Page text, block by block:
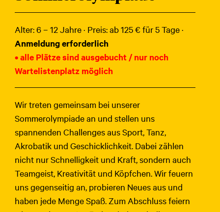
Alter: 6 – 12 Jahre · Preis: ab 125 € für 5 Tage ·
Anmeldung erforderlich
• alle Plätze sind ausgebucht / nur noch
Wartelistenplatz möglich
Wir treten gemeinsam bei unserer
Sommerolympiade an und stellen uns
spannenden Challenges aus Sport, Tanz,
Akrobatik und Geschicklichkeit. Dabei zählen
nicht nur Schnelligkeit und Kraft, sondern auch
Teamgeist, Kreativität und Köpfchen. Wir feuern
uns gegenseitig an, probieren Neues aus und
haben jede Menge Spaß. Zum Abschluss feiern